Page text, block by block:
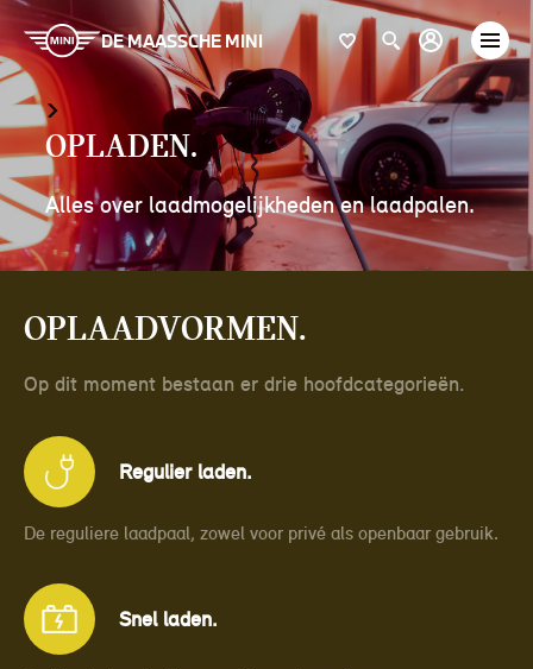
DE MAASSCHE MINI
Opladen.
Alles over laadmogelijkheden en laadpalen.
Oplaadvormen.
Op dit moment bestaan er drie hoofdcategorieën.
Regulier laden.
De reguliere laadpaal, zowel voor privé als openbaar gebruik.
Snel laden.